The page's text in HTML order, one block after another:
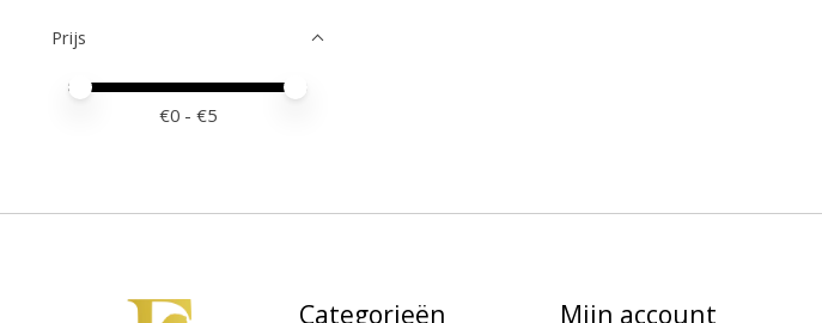
Prijs
Minimale prijswaarde
Price maximum value
€0 - €5
Categorieën Mijn account